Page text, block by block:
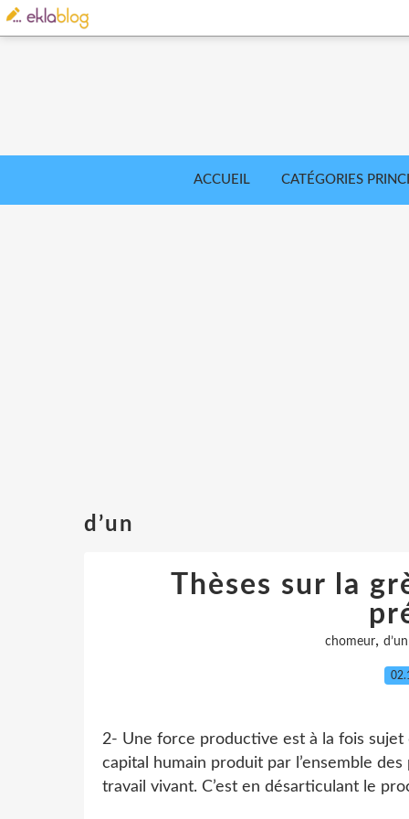
ACCUEIL CATÉGORIES
d’un
Thèses sur la
chomeur, d’un
2- Une force productive est à la fois
capital humain produit par l’ensemble
travail vivant. C’est en désarticulant le